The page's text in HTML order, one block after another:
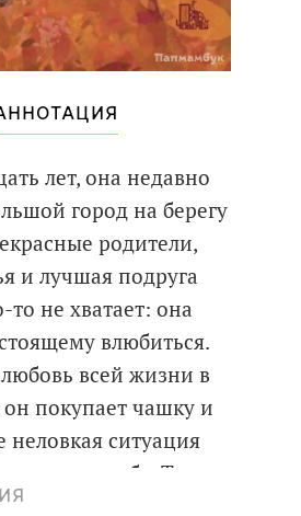
лет, она недавно
город на берегу
родители,
и лучшая подруга
не хватает: она
влюбиться.
всей жизни в
покупает чашку и
неловкая ситуация
себя. Тин и
друг друга с